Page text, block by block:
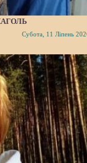
Субота, 11 Ліпень